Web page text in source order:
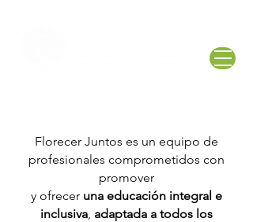
Florecer Juntos es un equipo de
profesionales comprometidos con
promover
y ofrecer una educación integral e
inclusiva, adaptada a todos los